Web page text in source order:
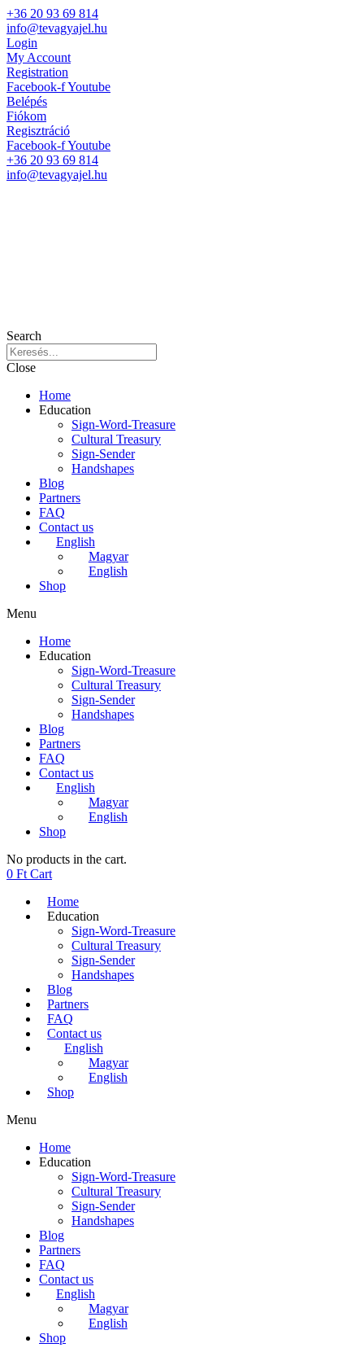
+36 20 93 69 814
info@tevagyajel.hu
Login
My Account
Registration
Facebook-fYoutube
Belépés
Fiókom
Regisztráció
Facebook-fYoutube
+36 20 93 69 814
info@tevagyajel.hu
Search
Close
Home
Education
Sign-Word-Treasure
Cultural Treasury
Sign-Sender
Handshapes
Blog
Partners
FAQ
Contact us
English
Magyar
English
Shop
Menu
Home
Education
Sign-Word-Treasure
Cultural Treasury
Sign-Sender
Handshapes
Blog
Partners
FAQ
Contact us
English
Magyar
English
Shop
No products in the cart.
0 Ft Cart
Home
Education
Sign-Word-Treasure
Cultural Treasury
Sign-Sender
Handshapes
Blog
Partners
FAQ
Contact us
English
Magyar
English
Shop
Menu
Home
Education
Sign-Word-Treasure
Cultural Treasury
Sign-Sender
Handshapes
Blog
Partners
FAQ
Contact us
English
Magyar
English
Shop